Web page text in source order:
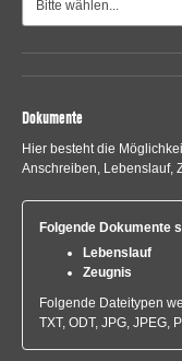
Dokumente
Hier besteht die
Anschreiben, Lebenslauf,
Folgende Dokumente
Lebenslauf
Zeugnis
Folgende Dateitypen
TXT, ODT, JPG, JPEG,